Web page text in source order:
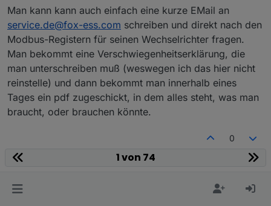
Wechselrichter eingestellt, zu finden unter:
> DeviceID
Die IP-Adresse ist die des Elfin EW11
Die entsprechenden Modbus Adressen gibts hier als
Man kann kann auch einfach eine kurze EMail an
service.de@fox-ess.com schreiben und direkt nach den
Modbus-Registern für seinen Wechselrichter fragen.
Man bekommt eine Verschwiegenheitserklärung, die
man unterschreiben muß (weswegen ich das hier nicht
reinstelle) und dann bekommt man innerhalb eines
Tages ein pdf zugeschickt, in dem alles steht, was man
braucht, oder brauchen könnte.
0
Ralla66 29. Mai 2024, 05:46
1 von 74